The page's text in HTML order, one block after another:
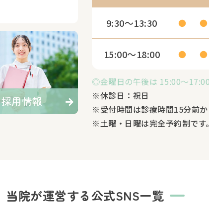
採用情報
9:30～13:30 ● ●
15:00～18:00 ● ●
◎金曜日の午後は 15:00～17:00
※休診日：祝日
※受付時間は診療時間15分前か
※土曜・日曜は完全予約制です。
当院が運営する公式SNS一覧